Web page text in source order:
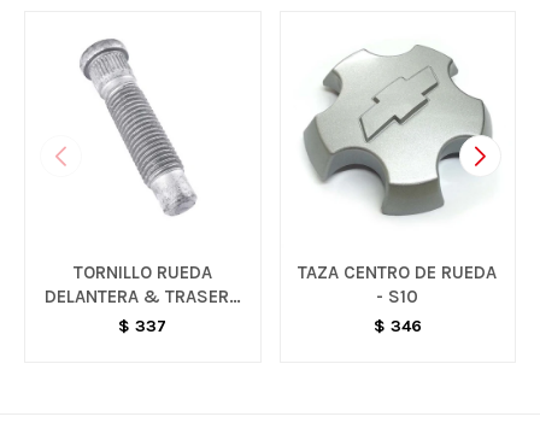
TORNILLO RUEDA
DELANTERA & TRASERA
- VARIOS MODELOS
$ 337
TAZA CENTRO DE RUEDA
- S10
$ 346